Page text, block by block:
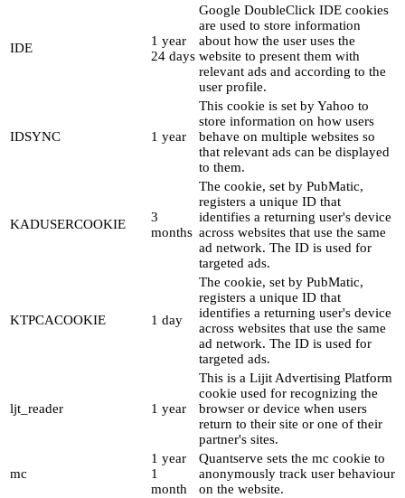
IDE
1 year
24 days
Google DoubleClick IDE cookies
are used to store information
about how the user uses the
website to present them with
relevant ads and according to the
user profile.
IDSYNC 1 year
This cookie is set by Yahoo to
store information on how users
behave on multiple websites so
that relevant ads can be displayed
to them.
KADUSERCOOKIE
3
months
The cookie, set by PubMatic,
registers a unique ID that
identifies a returning user's device
across websites that use the same
ad network. The ID is used for
targeted ads.
KTPCACOOKIE 1 day
The cookie, set by PubMatic,
registers a unique ID that
identifies a returning user's device
across websites that use the same
ad network. The ID is used for
targeted ads.
ljt_reader 1 year
This is a Lijit Advertising Platform
cookie used for recognizing the
browser or device when users
return to their site or one of their
partner's sites.
mc
1 year
1
month
Quantserve sets the mc cookie to
anonymously track user behaviour
on the website.